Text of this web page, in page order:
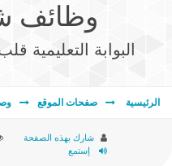
وظائف
البوابة التعليمية
الرئيسية صفحات الموقع
شارك بهذه الصفحة
إستمع